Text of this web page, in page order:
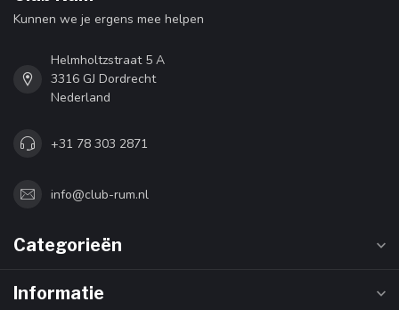
Kunnen we je ergens mee helpen
Helmholtzstraat 5 A
3316 GJ Dordrecht
Nederland
+31 78 303 2871
info@club-rum.nl
Categorieën
Informatie